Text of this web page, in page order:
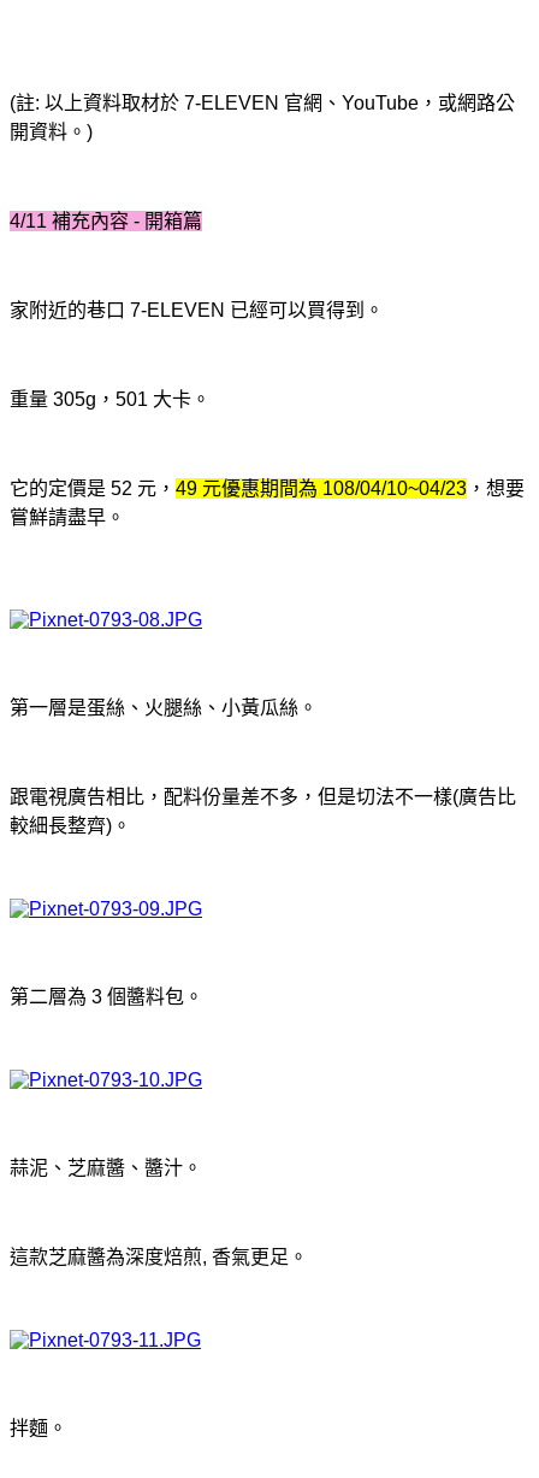
(註: 以上資料取材於 7-ELEVEN 官網、YouTube，或網路公
開資料。)
4/11 補充內容 - 開箱篇
家附近的巷口 7-ELEVEN 已經可以買得到。
重量 305g，501 大卡。
它的定價是 52 元， 49 元優惠期間為 108/04/10~04/23 ，想要
嘗鮮請盡早。
第一層是蛋絲、火腿絲、小黃瓜絲。
跟電視廣告相比，配料份量差不多，但是切法不一樣(廣告比
較細長整齊)。
第二層為 3 個醬料包。
蒜泥、芝麻醬、醬汁。
這款芝麻醬為深度焙煎, 香氣更足 。
拌麵。